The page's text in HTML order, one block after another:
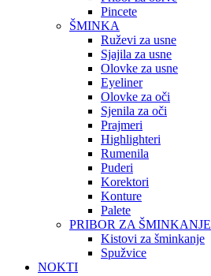
Pincete
ŠMINKA
Ruževi za usne
Sjajila za usne
Olovke za usne
Eyeliner
Olovke za oči
Sjenila za oči
Prajmeri
Highlighteri
Rumenila
Puderi
Korektori
Konture
Palete
PRIBOR ZA ŠMINKANJE
Kistovi za šminkanje
Spužvice
NOKTI